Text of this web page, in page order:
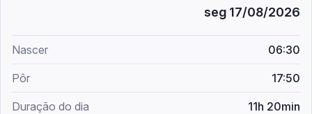
seg 17/08/2026
06:30
17:50
11h 20min